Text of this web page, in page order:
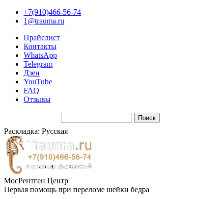
+7(910)466-56-74
1@trauma.ru
Прайслист
Контакты
WhatsApp
Telegram
Дзен
YouTube
FAQ
Отзывы
Раскладка: Русская
МосРентген Центр
Первая помощь при переломе шейки бедра